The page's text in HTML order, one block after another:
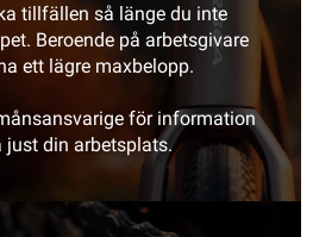
tillfällen så länge du inte
Beroende på arbetsgivare
ett lägre maxbelopp.
för information
just din arbetsplats.